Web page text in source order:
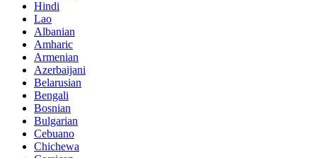
Hindi
Lao
Albanian
Amharic
Armenian
Azerbaijani
Belarusian
Bengali
Bosnian
Bulgarian
Cebuano
Chichewa